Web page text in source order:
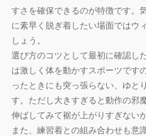
すさを確保できるのが特徴です。
に素早く脱ぎ着したい場面ではウ
しょう。
選び方のコツとして最初に確認し
は激しく体を動かすスポーツです
ったときにも突っ張らない、ゆと
す。ただし大きすぎると動作の邪
伸ばしてみて裾が上がりすぎない
また、練習着との組み合わせも意